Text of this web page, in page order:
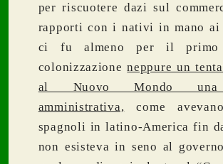
per riscuotere dazi sul
rapporti con i nativi in mano ai
ci fu almeno per il primo
colonizzazioneneppure un
al Nuovo Mondo una
amministrativa, come
spagnoli in latino-America fin
non esisteva in seno al